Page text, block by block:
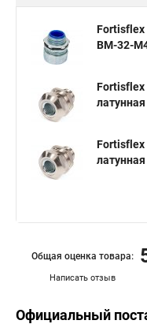
Fortisflex
ВМ-32-
Fortisflex
Fortisflex
Написать отзыв
Общая оценка товара:
Официальный